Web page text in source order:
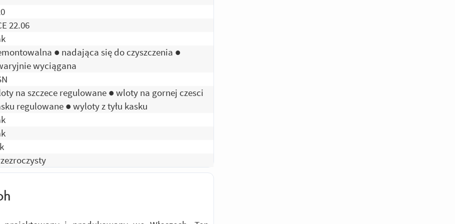
22.06
● nadająca się do czyszczenia ●
wyciągana
na szczece regulowane ● wloty na gornej czesci
regulowane ● wyloty z tyłu kasku